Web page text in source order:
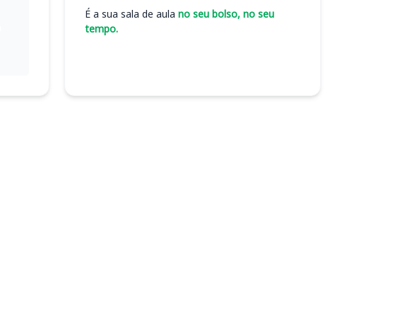
É a sua sala de aula no seu bolso, no seu
tempo.